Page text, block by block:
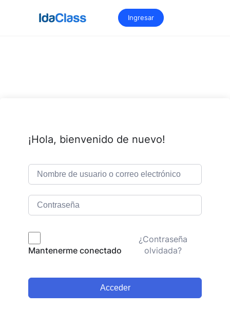
Ingresar
¡Hola, bienvenido de nuevo!
Mantenerme conectado
¿Contraseña
olvidada?
Acceder